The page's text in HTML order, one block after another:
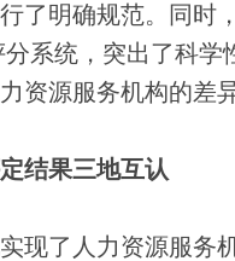
了明确规范。同时
系统，突出了科
资源服务机构的差
结果三地互认
了人力资源服务机